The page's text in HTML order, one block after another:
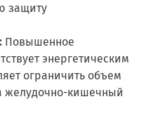
защиту
Повышенное
энергетическим
ограничить объем
желудочно-кишечный